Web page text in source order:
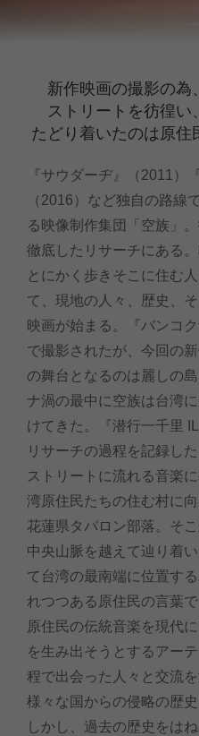
新作映画の撮影の為
ストリートを彷徨い
たどり着いたのは原
『サウダーヂ』（2011）
（2016）など独自の路線
る映像制作集団「空族」
徹底したリサーチにある
とにかく歩きそこに住む
て、現地の人々、歴史、
映画が始まる。『バンコ
で撮影されたが、今回の
の舞台となるのは麗しの
ナ渦の最中に空族は台湾
けてきた。『潜行一千里
リサーチの過程を記録し
ストリートに流れる音楽
湾原住民たちの住む村に
花蓮県タパロン部落。そ
中央山脈を越えて辿り着
て台湾の最南端に位置す
れつつある原住民の言葉
原住民の伝統音楽を現代
を生み出そうとするアー
程で出会った人々と交流
様々な国からの侵略の歴
しかし、過去の歴史をは